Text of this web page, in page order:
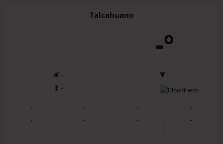
Talcahuano
-º
-
-
-
-
-
-
-
-
-
-
-
-